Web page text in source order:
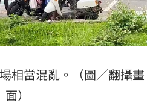
相當混亂。（圖／翻攝畫
面）